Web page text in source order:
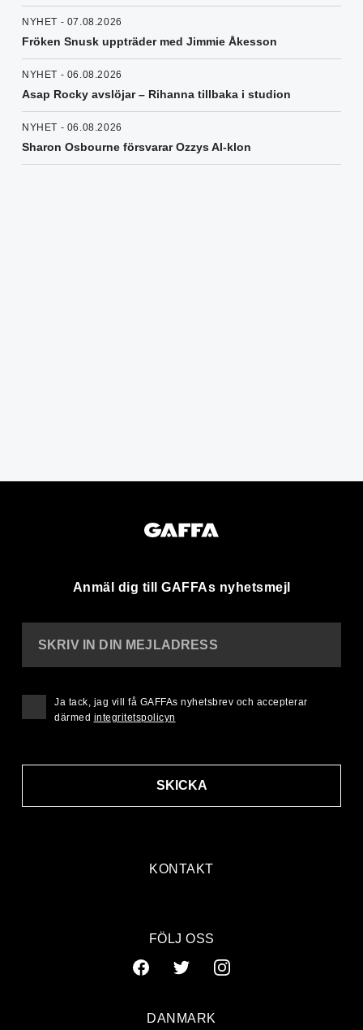
NYHET - 07.08.2026
Fröken Snusk uppträder med Jimmie Åkesson
NYHET - 06.08.2026
Asap Rocky avslöjar – Rihanna tillbaka i studion
NYHET - 06.08.2026
Sharon Osbourne försvarar Ozzys AI-klon
Anmäl dig till GAFFAs nyhetsmejl
KONTAKT
SKRIV IN DIN MEJLADRESS
SKICKA
Ja tack, jag vill få GAFFAs nyhetsbrev och accepterar
därmed integritetspolicyn
FÖLJ OSS
DANMARK